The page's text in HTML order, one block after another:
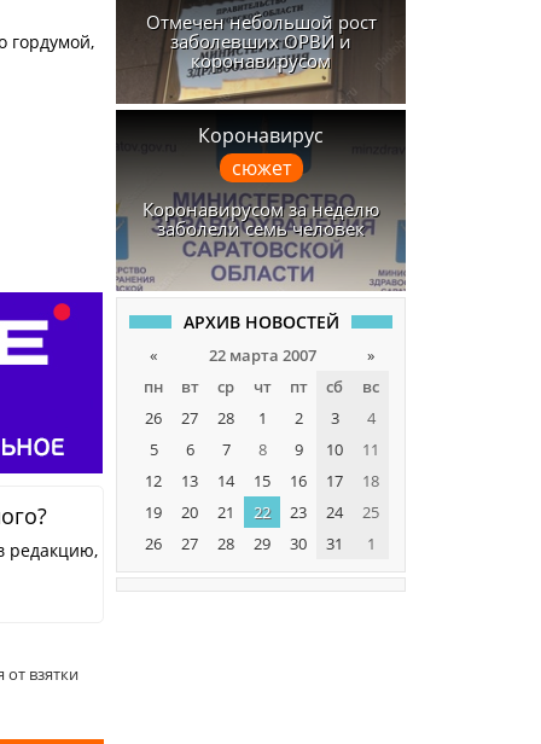
гордумой,
редакцию,
взятки
Отмечен небольшой рост
заболевших ОРВИ и
коронавирусом
Коронавирус
сюжет
Коронавирусом за неделю
заболели семь человек
АРХИВ НОВОСТЕЙ
« 22 марта 2007
»
пн
вт ср чт пт сб
вс
26
27 28 1 2 3
4
5
6 7 8 9 10
11
12
13 14 15 16 17
18
19
20 21 22 23 24
25
26
27 28 29 30 31 1